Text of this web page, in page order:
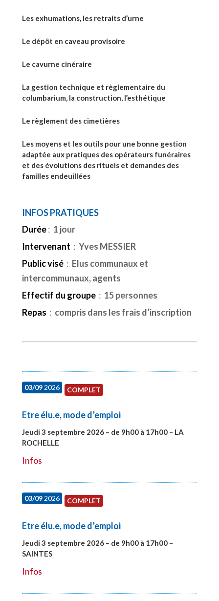
Les exhumations, les retraits d’urne
Le dépôt en caveau provisoire
Le cavurne cinéraire
La gestion technique et règlementaire du
columbarium, la construction, l’esthétique
Le règlement des cimetières
Les moyens et les outils pour une bonne gestion
adaptée aux pratiques des opérateurs funéraires
et des évolutions des rituels et demandes des
familles endeuillées
INFOS PRATIQUES
Durée: 1 jour
Intervenant : Yves MESSIER
Public visé : Elus communaux et
intercommunaux, agents
Effectif du groupe: 15 personnes
Repas : compris dans les frais d’inscription
03/092026 COMPLET
Etre élu.e, mode d’emploi
Jeudi 3 septembre 2026 – de 9h00 à 17h00 – LA
ROCHELLE
Infos
03/092026 COMPLET
Etre élu.e, mode d’emploi
Jeudi 3 septembre 2026 – de 9h00 à 17h00 –
SAINTES
Infos